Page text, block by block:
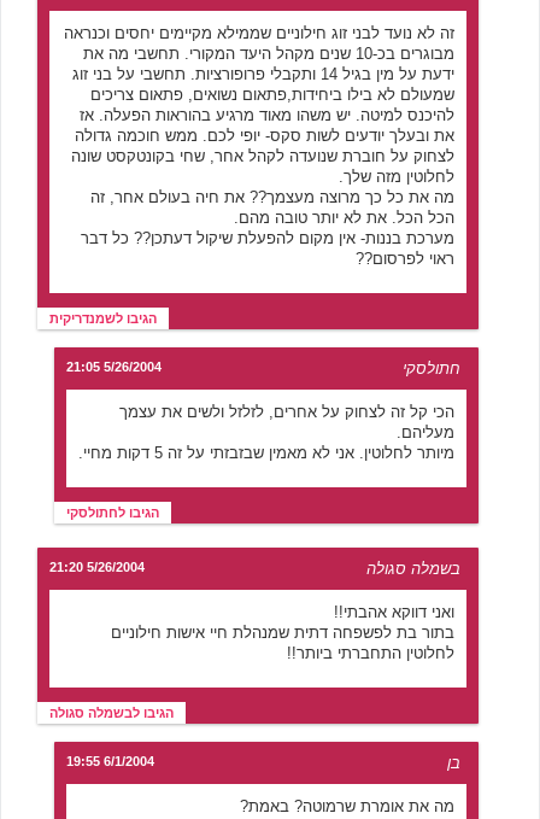
זה לא נועד לבני זוג חילוניים שממילא מקיימים יחסים וכנראה
מבוגרים בכ-10 שנים מקהל היעד המקורי. תחשבי מה את
ידעת על מין בגיל 14 ותקבלי פרופורציות. תחשבי על בני זוג
שמעולם לא בילו ביחידות,פתאום נשואים, פתאום צריכים
להיכנס למיטה. יש משהו מאוד מרגיע בהוראות הפעלה. אז
את ובעלך יודעים לשות סקס- יופי לכם. ממש חוכמה גדולה
לצחוק על חוברת שנועדה לקהל אחר, שחי בקונטקסט שונה
לחלוטין מזה שלך.
מה את כל כך מרוצה מעצמך?? את חיה בעולם אחר, זה
הכל הכל. את לא יותר טובה מהם.
מערכת בננות- אין מקום להפעלת שיקול דעתכן?? כל דבר
ראוי לפרסום??
הגיבו לשמנדריקית
חתולסקי 5/26/2004 21:05
הכי קל זה לצחוק על אחרים, לזלזל ולשים את עצמך
מעליהם.
מיותר לחלוטין. אני לא מאמין שבזבזתי על זה 5 דקות מחיי.
הגיבו לחתולסקי
בשמלה סגולה 5/26/2004 21:20
ואני דווקא אהבתי!!
בתור בת לפשפחה דתית שמנהלת חיי אישות חילוניים
לחלוטין התחברתי ביותר!!
הגיבו לבשמלה סגולה
בן 6/1/2004 19:55
מה את אומרת שרמוטה? באמת?